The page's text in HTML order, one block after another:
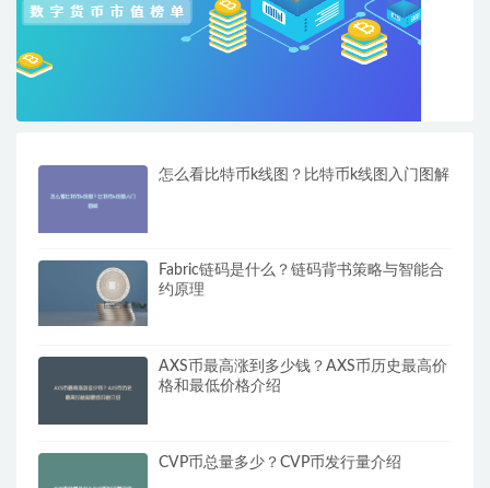
怎么看比特币k线图？比特币k线图入门图解
Fabric链码是什么？链码背书策略与智能合
约原理
AXS币最高涨到多少钱？AXS币历史最高价
格和最低价格介绍
CVP币总量多少？CVP币发行量介绍